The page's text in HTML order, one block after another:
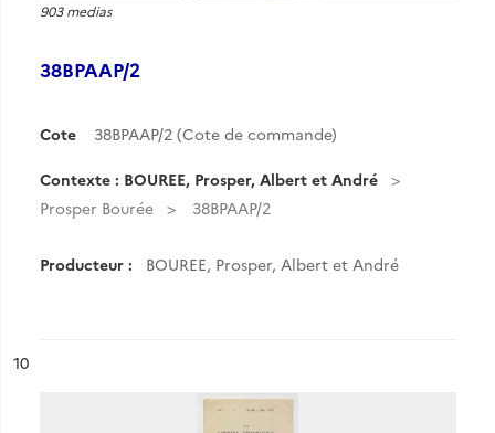
903 medias
38BPAAP/2
Cote 38BPAAP/2 (Cote de commande)
Contexte : BOUREE, Prosper, Albert et André
Prosper Bourée
38BPAAP/2
Producteur : BOUREE, Prosper, Albert et André
n°
10